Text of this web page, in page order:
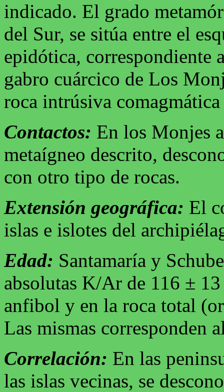
indicado. El grado
del Sur, se sitúa entre el
epidótica, correspondiente
gabro cuárcico de Los
roca intrúsiva comagmática
Contactos: En los Monjes
metaígneo descrito,
con otro tipo de rocas.
Extensión geográfica: El
islas e islotes del
Edad: Santamaría y
absolutas K/Ar de 116 ±
anfibol y en la roca total
Las mismas corresponden
Correlación: En las
las islas vecinas, se